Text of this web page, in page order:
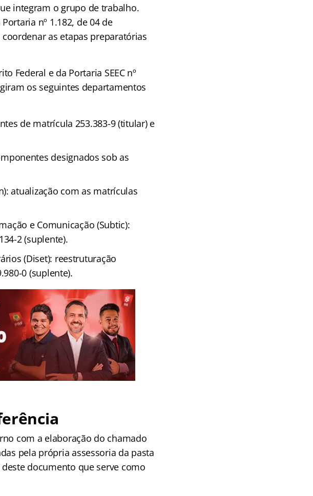
integram o grupo de trabalho.
nº 1.182, de 04 de
as etapas preparatórias
Federal e da Portaria SEEC nº
os seguintes departamentos
de matrícula 253.383-9 (titular) e
designados sob as
atualização com as matrículas
e Comunicação (Subtic):
2 (suplente).
(Diset): reestruturação
0 (suplente).
com a elaboração do chamado
pela própria assessoria da pasta
documento que serve como